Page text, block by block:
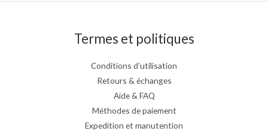
Termes et politiques
Conditions d’utilisation
Retours & échanges
Aide & FAQ
Méthodes de paiement
Expedition et manutention